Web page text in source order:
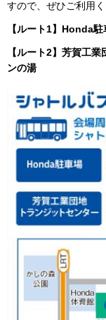
すので、ぜひご利用く
【ルート1】Honda
【ルート2】芳賀工
ンの湯